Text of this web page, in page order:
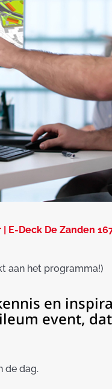
E-Deck De Zanden
aan het programma!)
en
event,
de dag.